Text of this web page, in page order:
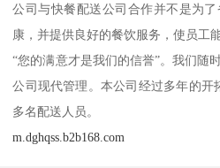
公司与快餐配送公司合作并不是为
康，并提供良好的餐饮服务，使员工
“您的满意才是我们的信誉”。我们随
公司现代管理。本公司经过多年的开
多名配送人员。
m.dghqss.b2b168.com